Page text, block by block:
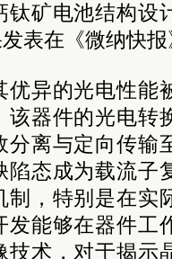
钛矿电池结构设
表在《微纳快
优异的光电性能
该器件的光电转
分离与定向传输
陷态成为载流子
制，特别是在实
发能够在器件工
技术，对于揭示